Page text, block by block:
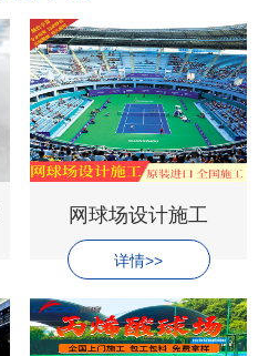
网球场设计施工
详情>>